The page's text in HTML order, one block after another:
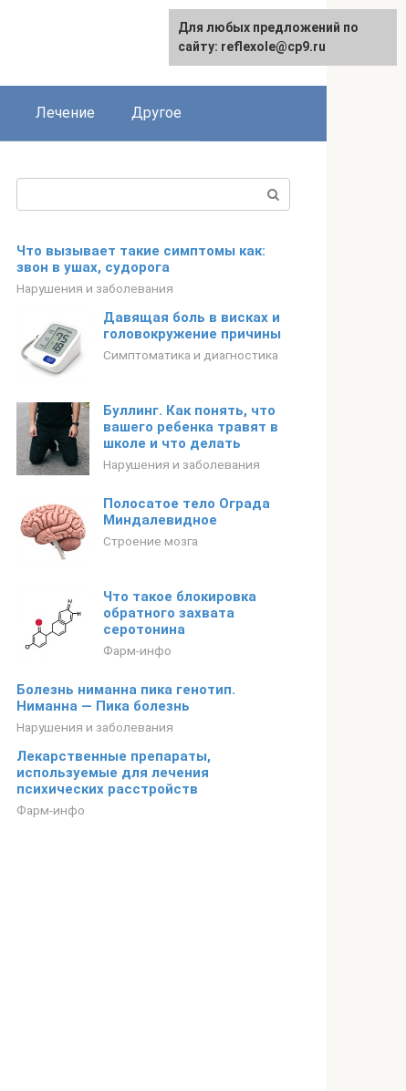
Лечение Другое
Что вызывает такие симптомы как:
звон в ушах, судорога
Нарушения и заболевания
Давящая боль в висках и
головокружение причины
Симптоматика и диагностика
Буллинг. Как понять, что
вашего ребенка травят в
школе и что делать
Нарушения и заболевания
Полосатое тело Ограда
Миндалевидное
Строение мозга
Что такое блокировка
обратного захвата
серотонина
Фарм-инфо
Болезнь ниманна пика генотип.
Ниманна — Пика болезнь
Нарушения и заболевания
Лекарственные препараты,
используемые для лечения
психических расстройств
Фарм-инфо
Для любых предложений по
сайту: reflexole@cp9.ru